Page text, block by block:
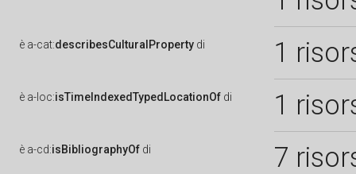
è a-cat:describesCulturalProperty di 1
è a-loc:isTimeIndexedTypedLocationOf di 1
è a-cd:isBibliographyOf di 7